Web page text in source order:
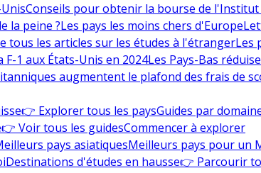
Conseils pour obtenir la bourse de l'Institut
la peine ?Les pays les moins chers d'Europe
tous les articles sur les études à l'étrangerLes
1 aux États-Unis en 2024Les Pays-Bas
augmentent le plafond des frais de
👉 Explorer tous les paysGuides par
👉 Voir tous les guidesCommencer à explorer
pays asiatiquesMeilleurs pays pour un
Destinations d'études en hausse👉 Parcourir